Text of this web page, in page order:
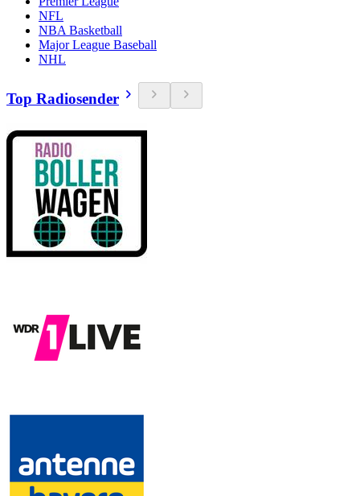
NFL
NBA Basketball
Major League Baseball
NHL
Top Radiosender